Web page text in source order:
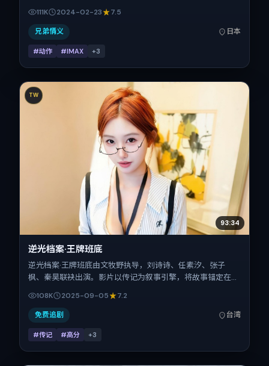
龙、秦昊、易烊千玺、松坂桃李的表演层次丰富。影片定于
2024-02-23 起陆续登陆院线与网络平台，春节档前后公
映，片长154分钟。
111K 2024-02-23 7.5
兄弟情义 日本
#动作 #IMAX +3
TW
93:34
逆光档案·王牌班底
逆光档案·王牌班底由文牧野执导，刘诗诗、任素汐、张子
枫、秦昊联袂出演。影片以传记为叙事引擎，将故事锚定在中
2025年9月5日于中国台湾首映（国庆档前后），片长93分
钟，适合喜欢强情节与细腻表演的观众。
108K 2025-09-05 7.2
免费追剧 台湾
#传记 #高分 +3